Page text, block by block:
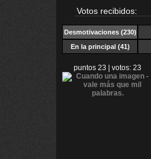
Votos recibidos:
Desmotivaciones(230)
En la principal (41)
puntos 23 | votos: 23